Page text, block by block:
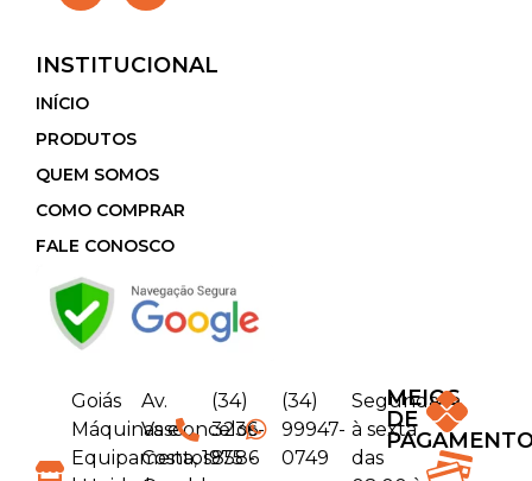
INSTITUCIONAL
INÍCIO
PRODUTOS
QUEM SOMOS
COMO COMPRAR
FALE CONOSCO
Goiás
Máquinas e
Equipamentos
Av.
Vasconcelos
Costa, 1975 -
(34)
3236-
8586
(34)
99947-
0749
Segunda
à sexta
das
MEIOS
DE